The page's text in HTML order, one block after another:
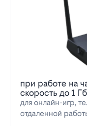
при работе на
скорость до 1
для онлайн-игр,
отдаленной